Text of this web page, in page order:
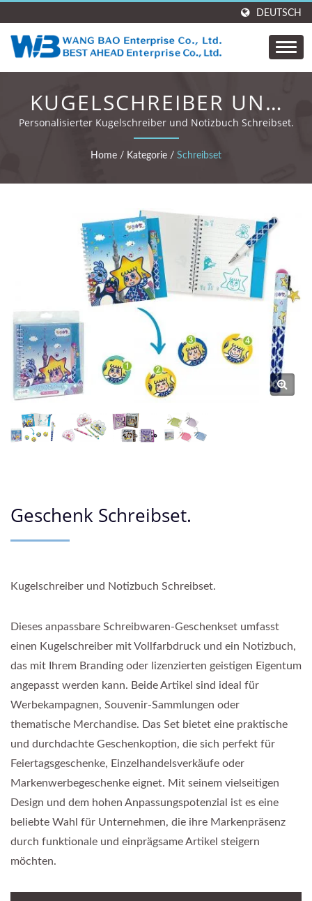
DEUTSCH
KUGELSCHREIBER UND
NOTIZBUCH SCHREIBSET.
Personalisierter Kugelschreiber und Notizbuch Schreibset.
Home / Kategorie / Schreibset
Geschenk Schreibset.
Kugelschreiber und Notizbuch Schreibset.
Dieses anpassbare Schreibwaren-Geschenkset umfasst
einen Kugelschreiber mit Vollfarbdruck und ein Notizbuch,
das mit Ihrem Branding oder lizenzierten geistigen Eigentum
angepasst werden kann. Beide Artikel sind ideal für
Werbekampagnen, Souvenir-Sammlungen oder
thematische Merchandise. Das Set bietet eine praktische
und durchdachte Geschenkoption, die sich perfekt für
Feiertagsgeschenke, Einzelhandelsverkäufe oder
Markenwerbegeschenke eignet. Mit seinem vielseitigen
Design und dem hohen Anpassungspotenzial ist es eine
beliebte Wahl für Unternehmen, die ihre Markenpräsenz
durch funktionale und einprägsame Artikel steigern
möchten.